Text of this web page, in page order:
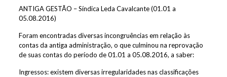
ANTIGA GESTÃO – Síndica Leda Cavalcante (01.01 a
05.08.2016)
Foram encontradas diversas incongruências em relação às
contas da antiga administração, o que culminou na reprovação
de suas contas do período de 01.01 a 05.08.2016, a saber:
Ingressos: existem diversas irregularidades nas classificações